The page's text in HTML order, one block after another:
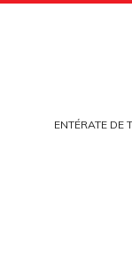
ENTÉRATE DE